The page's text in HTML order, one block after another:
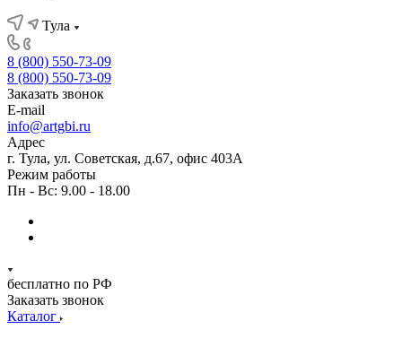
Тула
8 (800) 550-73-09
8 (800) 550-73-09
Заказать звонок
E-mail
info@artgbi.ru
Адрес
г. Тула, ул. Советская, д.67, офис 403А
Режим работы
Пн - Вс: 9.00 - 18.00
бесплатно по РФ
Заказать звонок
Каталог